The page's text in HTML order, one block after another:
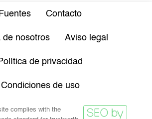
Fuentes Contacto
de nosotros Aviso legal
de privacidad
Condiciones de uso
complies with the